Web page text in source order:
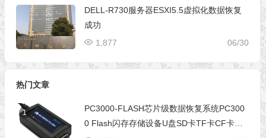
DELL-R730服务器ESXI5.5虚拟化数据恢复
成功
06/30
1,877
热门文章
1
PC3000-FLASH芯片级数据恢复系统PC300
0 Flash闪存存储设备U盘SD卡TF卡CF卡芯